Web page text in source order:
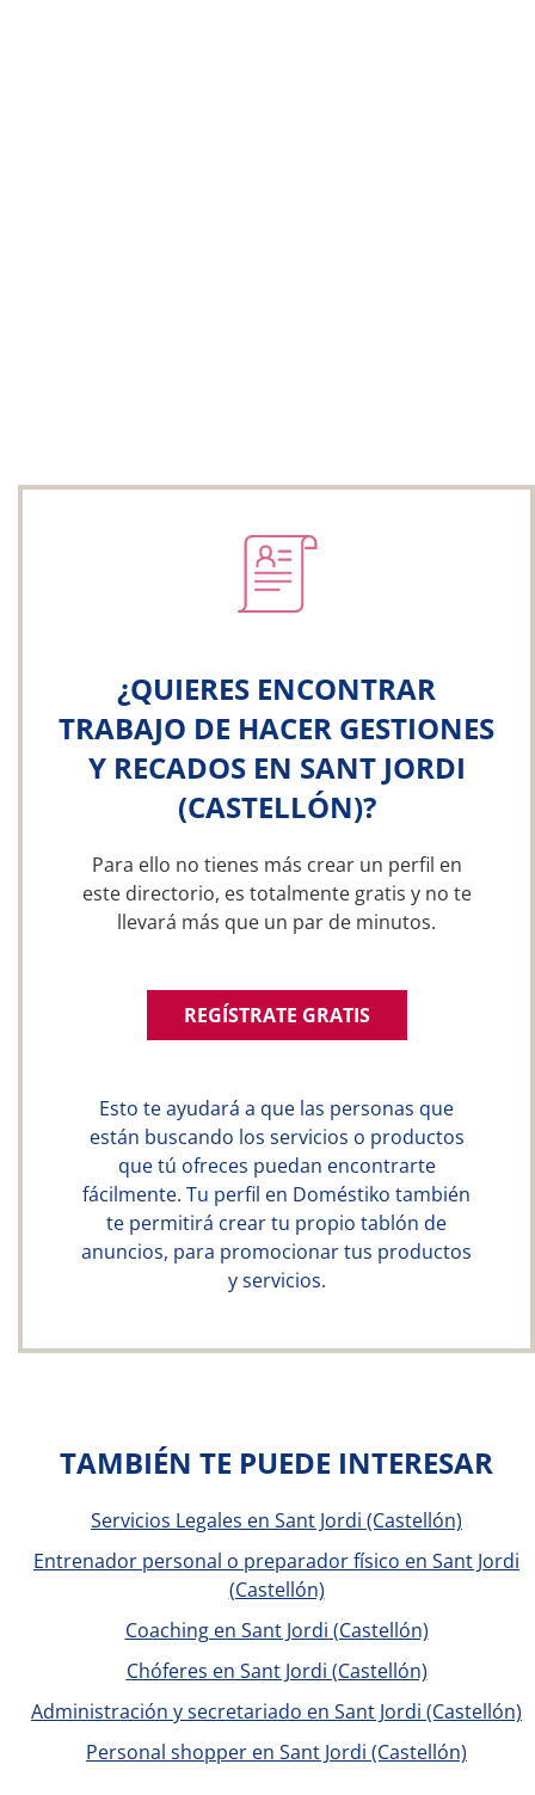
¿QUIERES ENCONTRAR
TRABAJO DE HACER GESTIONES
Y RECADOS EN SANT JORDI
(CASTELLÓN)?
Para ello no tienes más crear un perfil en
este directorio, es totalmente gratis y no te
llevará más que un par de minutos.
REGÍSTRATE GRATIS
Esto te ayudará a que las personas que
están buscando los servicios o productos
que tú ofreces puedan encontrarte
fácilmente. Tu perfil en Doméstiko también
te permitirá crear tu propio tablón de
anuncios, para promocionar tus productos
y servicios.
TAMBIÉN TE PUEDE INTERESAR
Servicios Legales en Sant Jordi (Castellón)
Entrenador personal o preparador físico en Sant Jordi
(Castellón)
Coaching en Sant Jordi (Castellón)
Chóferes en Sant Jordi (Castellón)
Administración y secretariado en Sant Jordi (Castellón)
Personal shopper en Sant Jordi (Castellón)